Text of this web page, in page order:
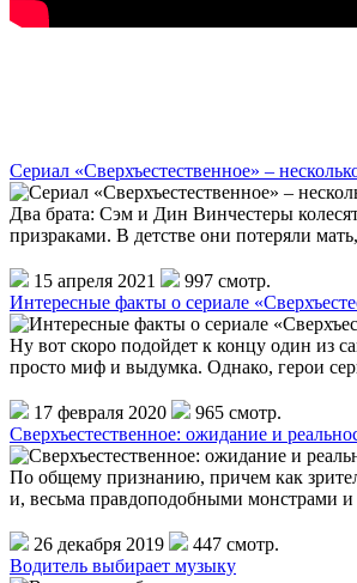
Сериал «Сверхъестественное» –
Два брата: Сэм и Дин Винчестеры
призраками. В детстве они потеряли
15 апреля 2021
997 смотр.
Интересные факты о сериале
Ну вот скоро подойдет к концу один из
просто миф и выдумка. Однако, герои
17 февраля 2020
965 смотр.
Сверхъестественное: ожидание и
По общему признанию, причем как
и, весьма правдоподобными монстрами
26 декабря 2019
447 смотр.
Водитель выбирает музыку